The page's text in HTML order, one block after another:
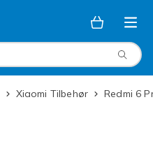
Xiaomi Tilbehør Redmi 6